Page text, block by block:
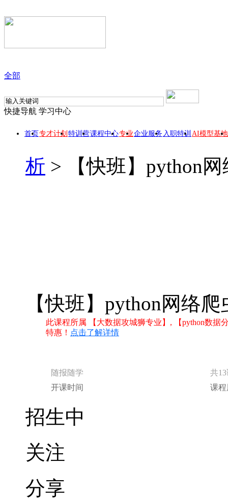
全部
快捷导航 学习中心
首页专才计划 特训营课程中心专业企业服务 入职特训 AI模型基地
析 > 【快班】python
【快班】python网络
此课程所属 【大数据攻城狮专业】, 【python数
特惠！ 点击了解详情
随报随学
共
开课时间
课
招生中
关注
分享